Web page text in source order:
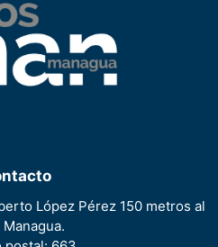
López Pérez 150 metros al